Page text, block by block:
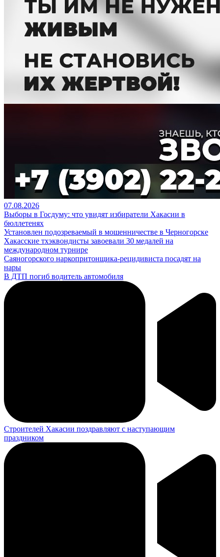
07.08.2026
Выборы в Госдуму: что увидят избиратели Хакасии в
бюллетенях
Установлен подозреваемый в мошенничестве в Черногорске
Хакасские тхэквондисты завоевали 30 медалей на
международном турнире
Саяногорского наркопритонщика-рецидивиста посадят на
нары
В ДТП погиб водитель автомобиля
Строителей Хакасии поздравляют с наступающим
праздником